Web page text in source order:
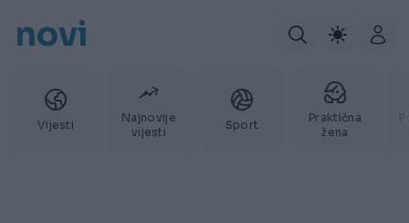
novi
Vijesti
Najnovije
vijesti
Sport
Praktična
žena